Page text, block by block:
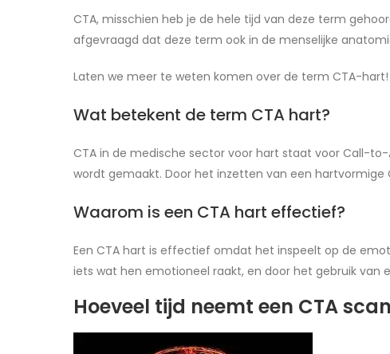
CTA, misschien heb je de hele tijd van deze term
afgevraagd dat deze term ook in de menselijke
Laten we meer te weten komen over de term CTA-hart!
Wat betekent de term CTA hart?
CTA in de medische sector voor hart staat voor Call-
wordt gemaakt. Door het inzetten van een
Waarom is een CTA hart effectief?
Een CTA hart is effectief omdat het inspeelt op de
iets wat hen emotioneel raakt, en door het gebruik
Hoeveel tijd neemt een CTA